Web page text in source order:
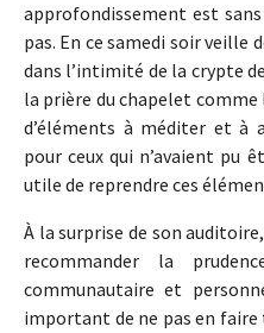
approfondissement est
pas. En ce samedi soir veille
dans l’intimité de la crypte
la prière du chapelet
d’éléments à méditer et à
pour ceux qui n’avaient pu
utile de reprendre ces
À la surprise de son
recommander la
communautaire et
important de ne pas en